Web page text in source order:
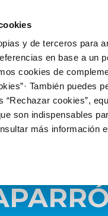
y de terceros para
en base a un
cookies de
También
“Rechazar cookies”,
son indispensables
más información